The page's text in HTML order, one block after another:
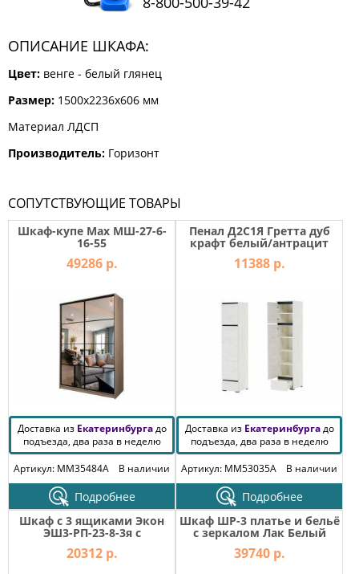
ОПИСАНИЕ ШКАФА:
Цвет: венге - белый глянец
Размер: 1500х2236х606 мм
Материал ЛДСП
Производитель: Горизонт
СОПУТСТВУЮЩИЕ ТОВАРЫ
Шкаф-купе Max МШ-27-6-
16-55
49286 р.
Доставка из Екатеринбургадо
подъезда, два раза в неделю
Артикул: MM35484A
В наличии
Подробнее
Пенал Д2С1Я Гретта дуб
крафт белый/антрацит
11388 р.
Доставка из Екатеринбургадо
подъезда, два раза в неделю
Артикул: MM53035A
В наличии
Подробнее
Шкаф с 3 ящиками Экон
ЭШ3-РП-23-8-3я с
зеркалами
20312 р.
Шкаф ШР-3 платье и бельё
с зеркалом Лак Белый
жемчуг
39740 р.
КОМОДЫ
СТОЛЫ
ТУАЛЕТНЫЕ
БАНКЕТКИ
И
ДИВАНЧИКИ
САДОВАЯ
ЗЕРКАЛА